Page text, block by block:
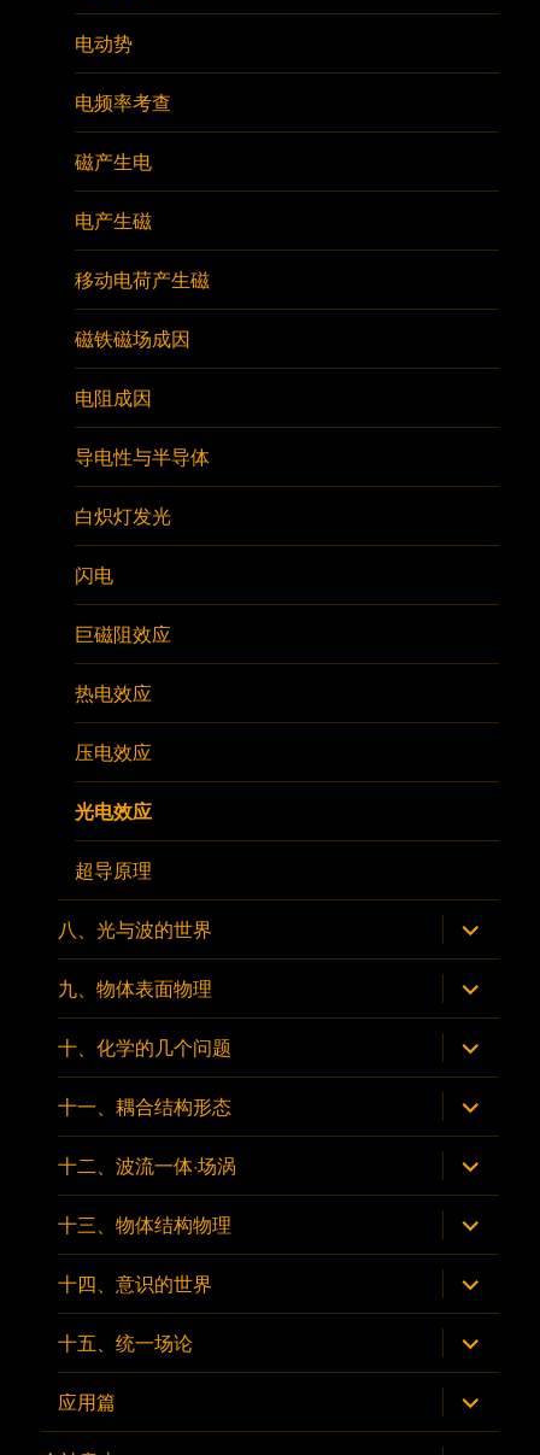
电动势
电频率考查
磁产生电
电产生磁
移动电荷产生磁
磁铁磁场成因
电阻成因
导电性与半导体
白炽灯发光
闪电
巨磁阻效应
热电效应
压电效应
光电效应
超导原理
八、光与波的世界 展
开
子
菜
单
九、物体表面物理 展
开
子
菜
单
十、化学的几个问题 展
开
子
菜
单
十一、耦合结构形态 展
开
子
菜
单
十二、波流一体·场涡 展
开
子
菜
单
十三、物体结构物理 展
开
子
菜
单
十四、意识的世界 展
开
子
菜
单
十五、统一场论 展
开
子
菜
单
应用篇 展
开
子